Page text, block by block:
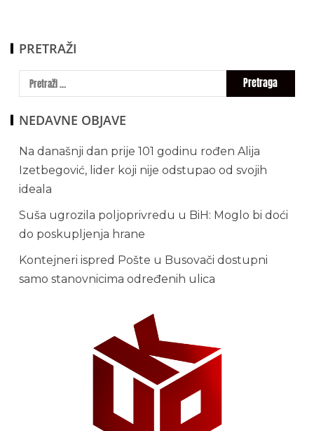
PRETRAŽI
NEDAVNE OBJAVE
Na današnji dan prije 101 godinu rođen Alija
Izetbegović, lider koji nije odstupao od svojih
ideala
Suša ugrozila poljoprivredu u BiH: Moglo bi doći
do poskupljenja hrane
Kontejneri ispred Pošte u Busovači dostupni
samo stanovnicima određenih ulica